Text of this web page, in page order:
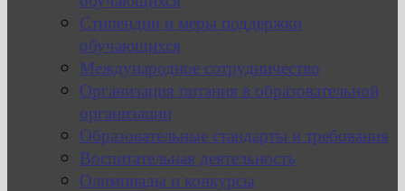
Стипендии и меры поддержки
обучающихся
Международное сотрудничество
Организация питания в образовательной
организации
Образовательные стандарты и требования
Воспитательная деятельность
Олимпиады и конкурсы